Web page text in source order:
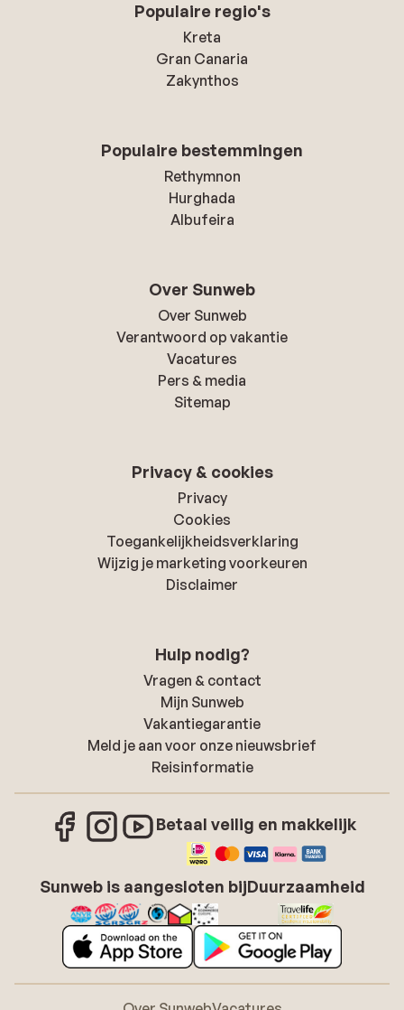
Populaire regio's
Kreta
Gran Canaria
Zakynthos
Populaire bestemmingen
Rethymnon
Hurghada
Albufeira
Over Sunweb
Over Sunweb
Verantwoord op vakantie
Vacatures
Pers & media
Sitemap
Privacy & cookies
Privacy
Cookies
Toegankelijkheidsverklaring
Wijzig je marketing voorkeuren
Disclaimer
Hulp nodig?
Vragen & contact
Mijn Sunweb
Vakantiegarantie
Meld je aan voor onze nieuwsbrief
Reisinformatie
Betaal veilig en makkelijk
Sunweb is aangesloten bijDuurzaamheid